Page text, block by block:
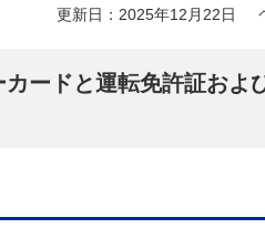
更新日：2025年12月22日
ードと運転免許証およ